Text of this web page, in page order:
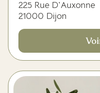
225 Rue D'Auxonne
21000 Dijon